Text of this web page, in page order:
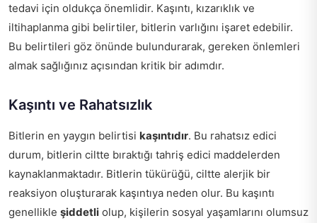
tedavi için oldukça önemlidir. Kaşıntı, kızarıklık ve
iltihaplanma gibi belirtiler, bitlerin varlığını işaret edebilir.
Bu belirtileri göz önünde bulundurarak, gereken önlemleri
almak sağlığınız açısından kritik bir adımdır.
Kaşıntı ve Rahatsızlık
Bitlerin en yaygın belirtisi kaşıntıdır. Bu rahatsız edici
durum, bitlerin ciltte bıraktığı tahriş edici maddelerden
kaynaklanmaktadır. Bitlerin tükürüğü, ciltte alerjik bir
reaksiyon oluşturarak kaşıntıya neden olur. Bu kaşıntı
genellikle şiddetli olup, kişilerin sosyal yaşamlarını olumsuz